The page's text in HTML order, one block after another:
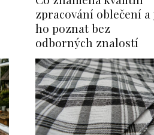
zpracování oblečení a
ho poznat bez
odborných znalostí